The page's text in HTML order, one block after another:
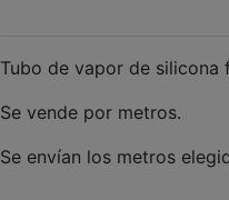
Tubo de vapor de silicona
Se vende por metros.
Se envían los metros